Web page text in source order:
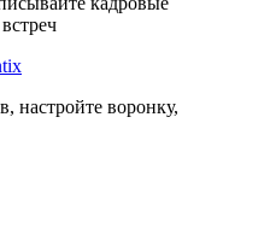
настройте воронку,